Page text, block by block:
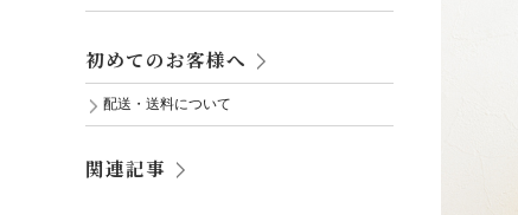
初めてのお客様へ
配送・送料について
関連記事